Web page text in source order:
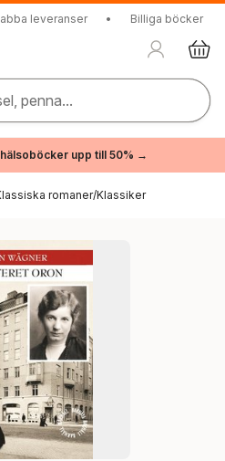
leveranser • Billiga böcker
penna...
upp till 50% →
romaner/Klassiker